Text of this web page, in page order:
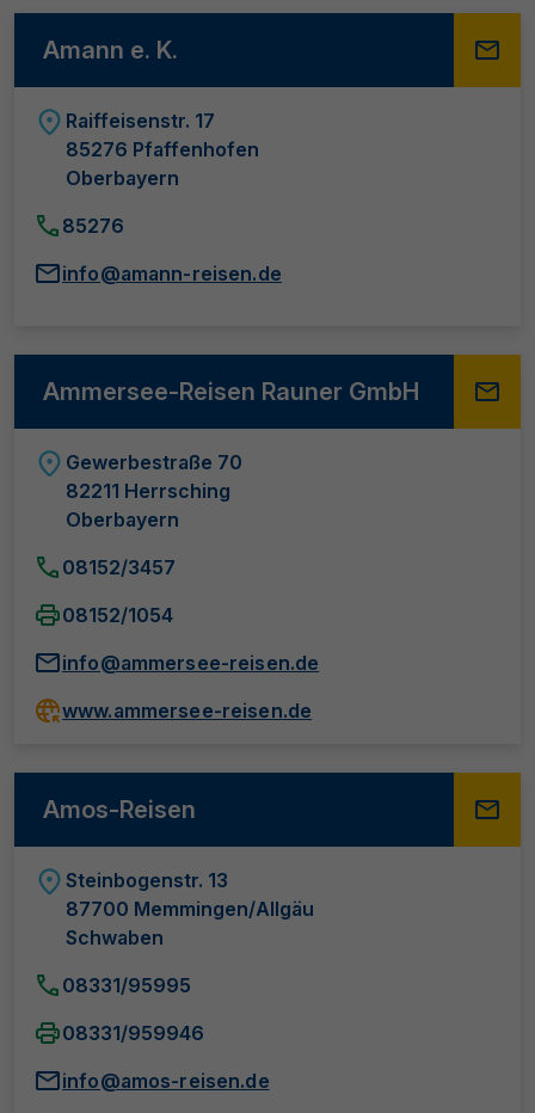
Amann e. K.
Raiffeisenstr. 17
85276 Pfaffenhofen
Oberbayern
85276
info@amann-reisen.de
Ammersee-Reisen Rauner GmbH
Gewerbestraße 70
82211 Herrsching
Oberbayern
08152/3457
08152/1054
info@ammersee-reisen.de
www.ammersee-reisen.de
Amos-Reisen
Steinbogenstr. 13
87700 Memmingen/Allgäu
Schwaben
08331/95995
08331/959946
info@amos-reisen.de